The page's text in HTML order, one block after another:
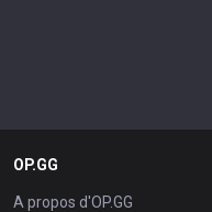
OP.GG
A propos d'OP.GG